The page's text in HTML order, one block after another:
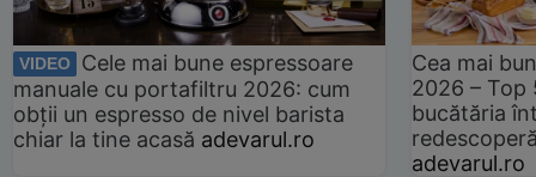
VIDEO
Cele mai bune espressoare
manuale cu portafiltru 2026: cum
obții un espresso de nivel barista
chiar la tine acasă adevarul.ro
Cea mai
2026 –
bucătăria
adevarul.ro